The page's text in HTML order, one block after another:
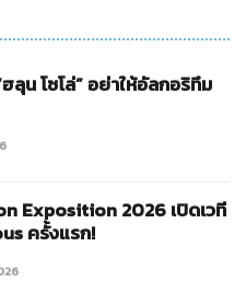
ลุน โซโล่” อย่าให้อัลกอริทึม
Exposition 2026 เปิดเวที
ครั้งแรก!